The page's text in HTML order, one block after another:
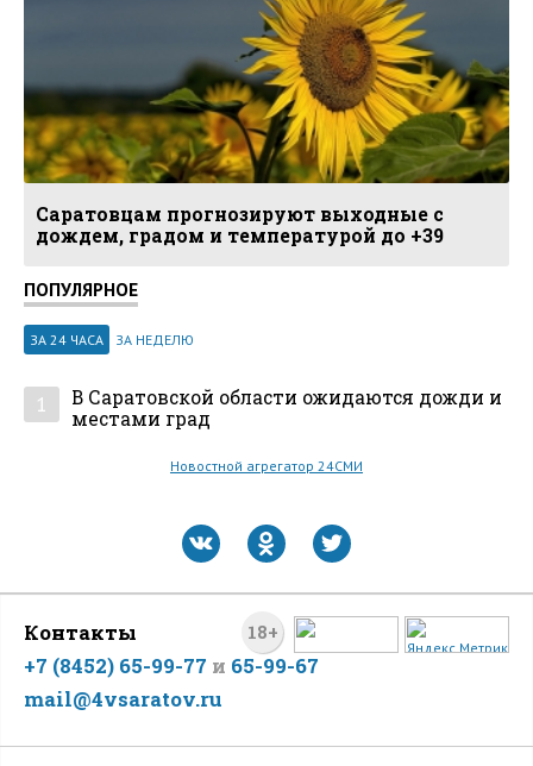
Саратовцам прогнозируют выходные с
дождем, градом и температурой до +39
ПОПУЛЯРНОЕ
ЗА 24 ЧАСА ЗА НЕДЕЛЮ
1
В Саратовской области ожидаются дожди и
местами град
Новостной агрегатор 24СМИ
18+
Контакты
+7 (8452) 65-99-77 и 65-99-67
mail@4vsaratov.ru